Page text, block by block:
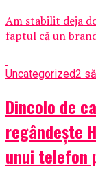
Am stabilit deja
faptul că un
Uncategorized2
Dincolo de
regândește
unui telefon